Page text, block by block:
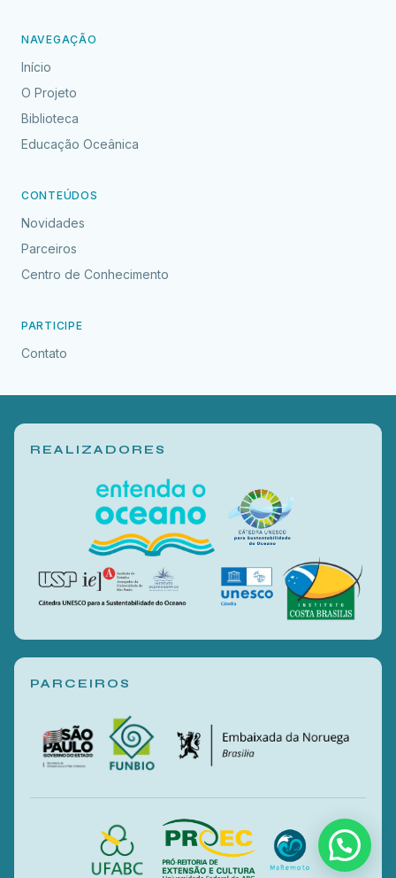
NAVEGAÇÃO
Início
O Projeto
Biblioteca
Educação Oceânica
CONTEÚDOS
Novidades
Parceiros
Centro de Conhecimento
PARTICIPE
Contato
REALIZADORES
PARCEIROS